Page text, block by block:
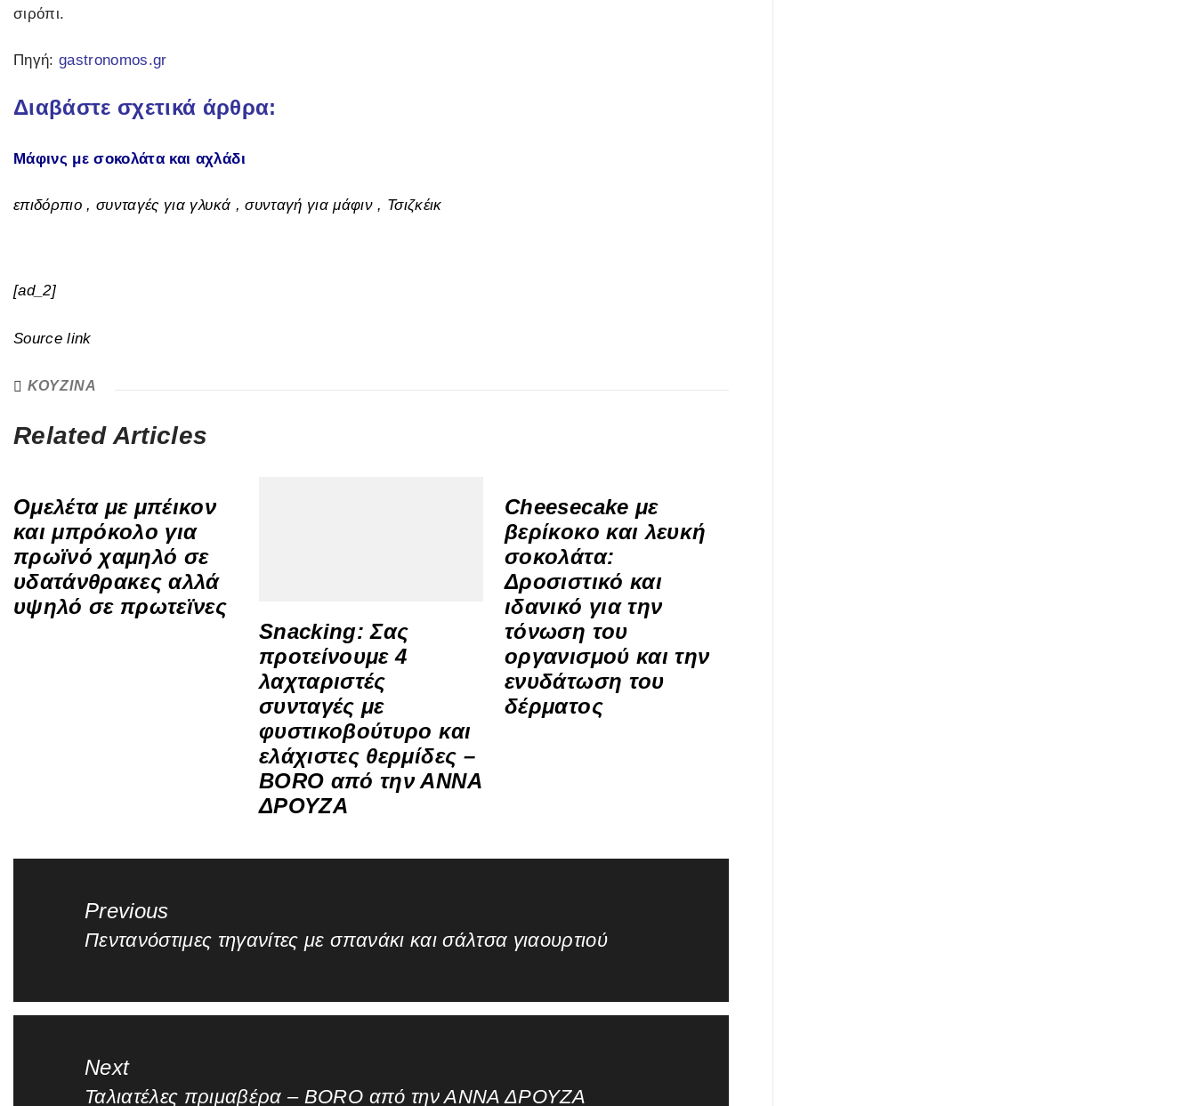
σιρόπι.
Πηγή: gastronomos.gr
Διαβάστε σχετικά άρθρα:
Μάφινς με σοκολάτα και αχλάδι
επιδόρπιο , συνταγές για γλυκά , συνταγή για μάφιν , Τσιζκέικ
[ad_2]
Source link
ΚΟΥΖΙΝΑ
Related Articles
Ομελέτα με μπέικον
και μπρόκολο για
πρωϊνό χαμηλό σε
υδατάνθρακες αλλά
υψηλό σε πρωτεϊνες
Snacking: Σας
προτείνουμε 4
λαχταριστές
συνταγές με
φυστικοβούτυρο και
ελάχιστες θερμίδες –
BORO από την ΑΝΝΑ
ΔΡΟΥΖΑ
Cheesecake με
βερίκοκο και λευκή
σοκολάτα:
Δροσιστικό και
ιδανικό για την
τόνωση του
οργανισμού και την
ενυδάτωση του
δέρματος
άρθρωνPrevious
Previous
Πεντανόστιμες τηγανίτες με σπανάκι και σάλτσα γιαουρτιού
Next
Next
Ταλιατέλες πριμαβέρα – BORO από την ΑΝΝΑ ΔΡΟΥΖΑ